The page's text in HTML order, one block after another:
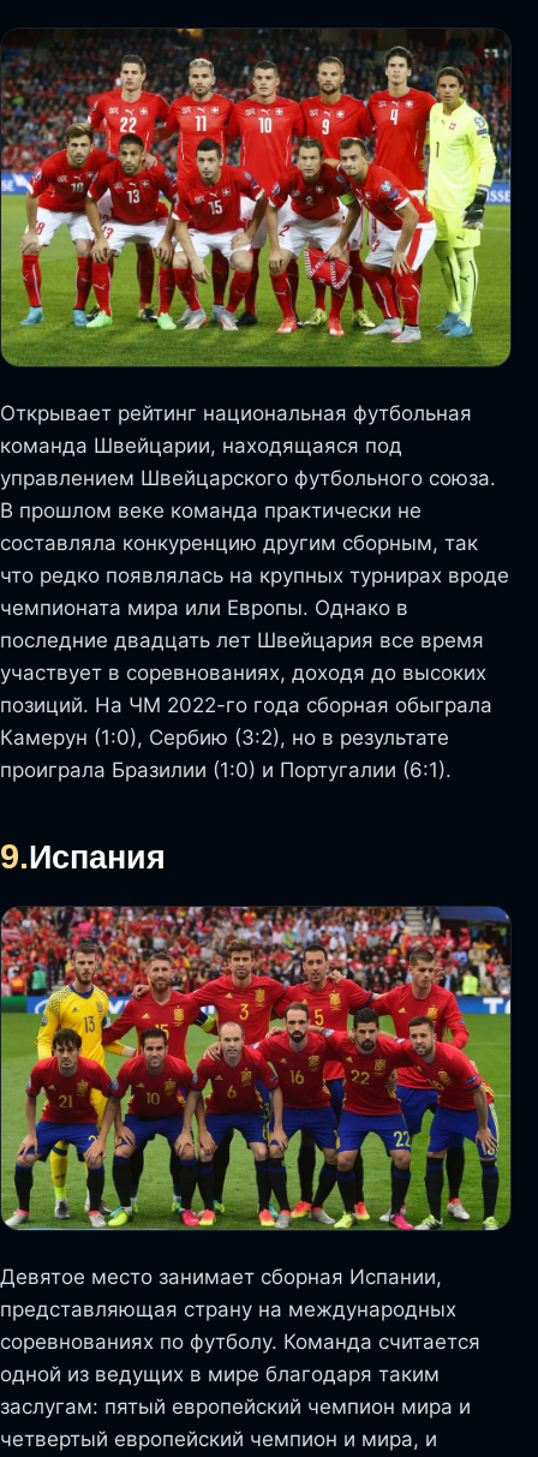
Открывает рейтинг национальная футбольная
команда Швейцарии, находящаяся под
управлением Швейцарского футбольного союза.
В прошлом веке команда практически не
составляла конкуренцию другим сборным, так
что редко появлялась на крупных турнирах вроде
чемпионата мира или Европы. Однако в
последние двадцать лет Швейцария все время
участвует в соревнованиях, доходя до высоких
позиций. На ЧМ 2022-го года сборная обыграла
Камерун (1:0), Сербию (3:2), но в результате
проиграла Бразилии (1:0) и Португалии (6:1).
9.Испания
Девятое место занимает сборная Испании,
представляющая страну на международных
соревнованиях по футболу. Команда считается
одной из ведущих в мире благодаря таким
заслугам: пятый европейский чемпион мира и
четвертый европейский чемпион и мира, и